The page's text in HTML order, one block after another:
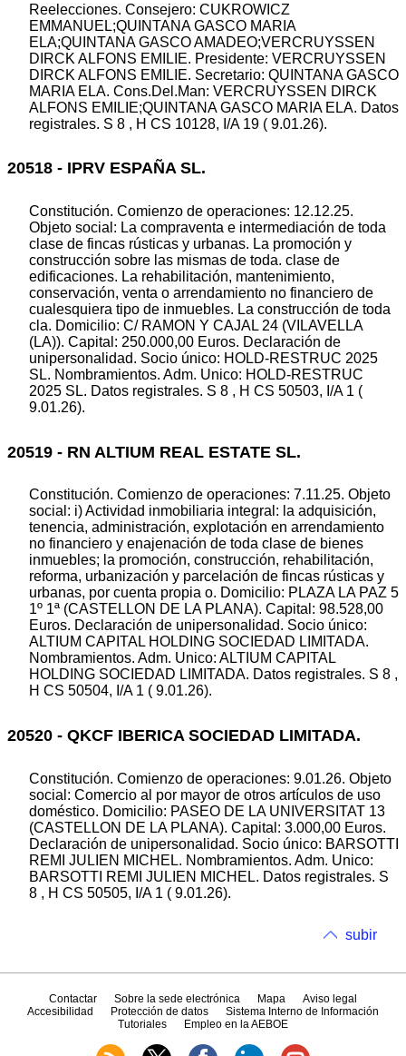
Reelecciones. Consejero: CUKROWICZ
EMMANUEL;QUINTANA GASCO MARIA
ELA;QUINTANA GASCO AMADEO;VERCRUYSSEN
DIRCK ALFONS EMILIE. Presidente: VERCRUYSSEN
DIRCK ALFONS EMILIE. Secretario: QUINTANA GASCO
MARIA ELA. Cons.Del.Man: VERCRUYSSEN DIRCK
ALFONS EMILIE;QUINTANA GASCO MARIA ELA. Datos
registrales. S 8 , H CS 10128, I/A 19 ( 9.01.26).
20518 - IPRV ESPAÑA SL.
Constitución. Comienzo de operaciones: 12.12.25.
Objeto social: La compraventa e intermediación de toda
clase de fincas rústicas y urbanas. La promoción y
construcción sobre las mismas de toda. clase de
edificaciones. La rehabilitación, mantenimiento,
conservación, venta o arrendamiento no financiero de
cualesquiera tipo de inmuebles. La construcción de toda
cla. Domicilio: C/ RAMON Y CAJAL 24 (VILAVELLA
(LA)). Capital: 250.000,00 Euros. Declaración de
unipersonalidad. Socio único: HOLD-RESTRUC 2025
SL. Nombramientos. Adm. Unico: HOLD-RESTRUC
2025 SL. Datos registrales. S 8 , H CS 50503, I/A 1 (
9.01.26).
20519 - RN ALTIUM REAL ESTATE SL.
Constitución. Comienzo de operaciones: 7.11.25. Objeto
social: i) Actividad inmobiliaria integral: la adquisición,
tenencia, administración, explotación en arrendamiento
no financiero y enajenación de toda clase de bienes
inmuebles; la promoción, construcción, rehabilitación,
reforma, urbanización y parcelación de fincas rústicas y
urbanas, por cuenta propia o. Domicilio: PLAZA LA PAZ 5
1º 1ª (CASTELLON DE LA PLANA). Capital: 98.528,00
Euros. Declaración de unipersonalidad. Socio único:
ALTIUM CAPITAL HOLDING SOCIEDAD LIMITADA.
Nombramientos. Adm. Unico: ALTIUM CAPITAL
HOLDING SOCIEDAD LIMITADA. Datos registrales. S 8 ,
H CS 50504, I/A 1 ( 9.01.26).
20520 - QKCF IBERICA SOCIEDAD LIMITADA.
Constitución. Comienzo de operaciones: 9.01.26. Objeto
social: Comercio al por mayor de otros artículos de uso
doméstico. Domicilio: PASEO DE LA UNIVERSITAT 13
(CASTELLON DE LA PLANA). Capital: 3.000,00 Euros.
Declaración de unipersonalidad. Socio único: BARSOTTI
REMI JULIEN MICHEL. Nombramientos. Adm. Unico:
BARSOTTI REMI JULIEN MICHEL. Datos registrales. S
8 , H CS 50505, I/A 1 ( 9.01.26).
subir
Contactar Sobre la sede electrónica Mapa
Aviso legal
Accesibilidad
Protección de datos
Sistema Interno de Información
Tutoriales
Empleo en la AEBOE